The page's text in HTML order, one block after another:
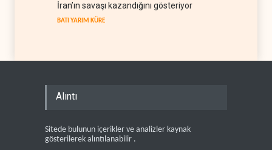
İran’ın savaşı kazandığını gösteriyor
BATI YARIM KÜRE
Alıntı
Sitede bulunun içerikler ve analizler kaynak
gösterilerek alıntılanabilir .